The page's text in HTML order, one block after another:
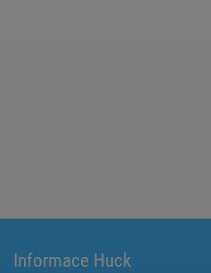
Informace Huck